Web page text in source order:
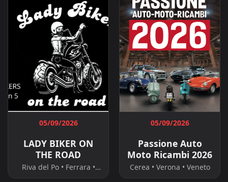
05/09/2026
LADY BIKER ON
THE ROAD
Riva del Po • Ferrara •
Emilia-Romagna
05/09/2026
Passione Auto
Moto Ricambi 2026
Cerea • Verona • Veneto